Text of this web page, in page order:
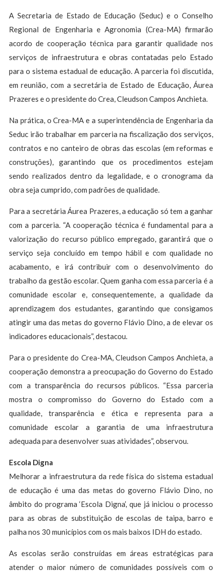
A Secretaria de Estado de Educação (Seduc) e o Conselho
Regional de Engenharia e Agronomia (Crea-MA) firmarão
acordo de cooperação técnica para garantir qualidade nos
serviços de infraestrutura e obras contatadas pelo Estado
para o sistema estadual de educação. A parceria foi discutida,
em reunião, com a secretária de Estado de Educação, Áurea
Prazeres e o presidente do Crea, Cleudson Campos Anchieta.
Na prática, o Crea-MA e a superintendência de Engenharia da
Seduc irão trabalhar em parceria na fiscalização dos serviços,
contratos e no canteiro de obras das escolas (em reformas e
construções), garantindo que os procedimentos estejam
sendo realizados dentro da legalidade, e o cronograma da
obra seja cumprido, com padrões de qualidade.
Para a secretária Áurea Prazeres, a educação só tem a ganhar
com a parceria. “A cooperação técnica é fundamental para a
valorização do recurso público empregado, garantirá que o
serviço seja concluído em tempo hábil e com qualidade no
acabamento, e irá contribuir com o desenvolvimento do
trabalho da gestão escolar. Quem ganha com essa parceria é a
comunidade escolar e, consequentemente, a qualidade da
aprendizagem dos estudantes, garantindo que consigamos
atingir uma das metas do governo Flávio Dino, a de elevar os
indicadores educacionais”, destacou.
Para o presidente do Crea-MA, Cleudson Campos Anchieta, a
cooperação demonstra a preocupação do Governo do Estado
com a transparência do recursos públicos. “Essa parceria
mostra o compromisso do Governo do Estado com a
qualidade, transparência e ética e representa para a
comunidade escolar a garantia de uma infraestrutura
adequada para desenvolver suas atividades”, observou.
Escola Digna
Melhorar a infraestrutura da rede física do sistema estadual
de educação é uma das metas do governo Flávio Dino, no
âmbito do programa ‘Escola Digna’, que já iniciou o processo
para as obras de substituição de escolas de taipa, barro e
palha nos 30 municípios com os mais baixos IDH do estado.
As escolas serão construídas em áreas estratégicas para
atender o maior número de comunidades possíveis com o